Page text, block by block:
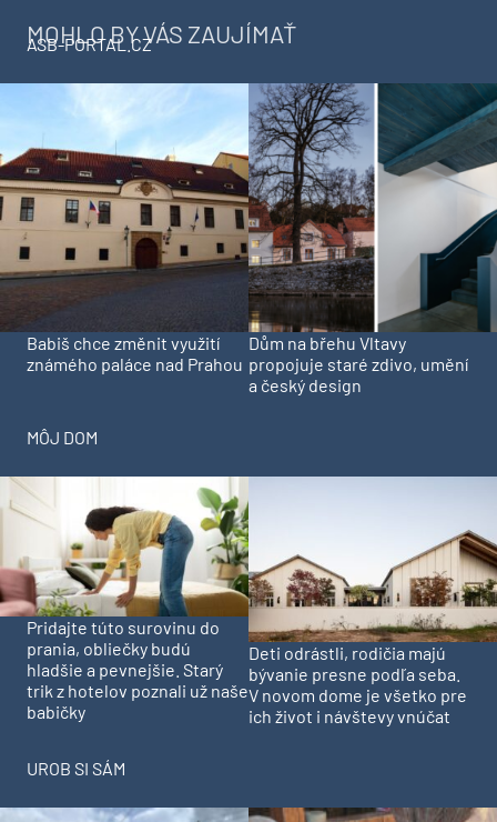
MOHLO BY VÁS ZAUJÍMAŤ
ASB-PORTAL.CZ
Babiš chce změnit využití
známého paláce nad Prahou
Dům na břehu Vltavy
propojuje staré zdivo, umění
a český design
MÔJ DOM
Pridajte túto surovinu do
prania, obliečky budú
hladšie a pevnejšie. Starý
trik z hotelov poznali už naše
babičky
Deti odrástli, rodičia majú
bývanie presne podľa seba.
V novom dome je všetko pre
ich život i návštevy vnúčat
UROB SI SÁM